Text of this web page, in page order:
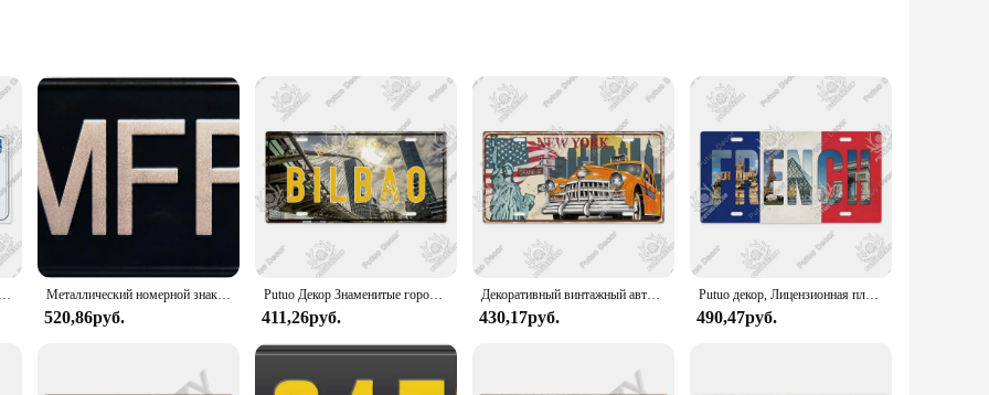
wholesale license plate decor sets, designed to cater to a wide range of tastes and styles. Whether you're a car enthusiast, a collector, or
offer a variety of vintage and retro-inspired designs that are sure to stand out. Made from durable metal, these decorative plates are
character remains intact, regardless of the weather.
addition to any vehicle. Their lightweight nature ensures they won't add unnecessary weight to your vehicle, while their standard
are designed to be easily interchangeable, allowing you to mix and match designs to suit your mood or occasion. These versatile license
creative way to personalize your boat, RV, or even your home.
looking to stock up on unique automotive accessories or for individuals who want to purchase in bulk for personal use or as gifts. With
to cater to different preferences and occasions. Whether you're looking to add a touch of nostalgia to your classic car or to create a
choice for anyone looking to personalize their vehicle with style and flair.
Putuo, декор для стран, лицензии, металлический знак, автомобильный номер, винтажный жестяной знак, украшение для ремонта автомобиля, искусственный декор стен Металлический номерной знак Mad Max | Патруль основной силы
520,86руб.
Putuo Декор Знаменитые городские лицензии Пластина Металлическая вывеска Табличка Металлический винтажный декор для клуба Дома Спальня Человек Пещера Украшение стены
411,26руб.
Декоративный винтажный автомобильный металлический знак Putuo, номерная табличка, металлические винтажные знаки, украшение для гостиной, клуба, гаража, Настенный декор
430,17руб.
Putuo декор, Лицензионная пластина, металлический знак, металлический винтажный Декор для гостиной, двери, клуба, домашний декор для стен
490,47руб.